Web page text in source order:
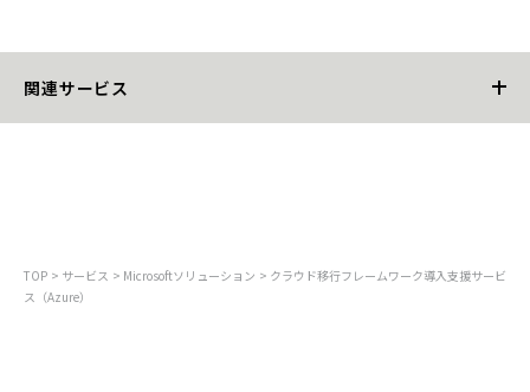
関連サービス
Azure CycleCloud PoC環境導入支援サービス
TOP サービス Microsoftソリューション
クラウド移行フレームワーク導入支援サービ
ス（Azure）